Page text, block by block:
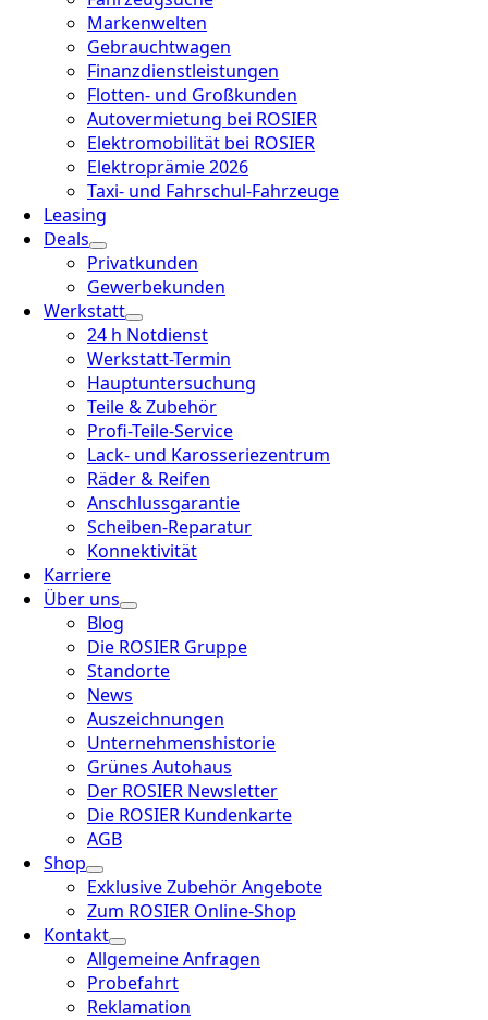
Markenwelten
Gebrauchtwagen
Finanzdienstleistungen
Flotten- und Großkunden
Autovermietung bei ROSIER
Elektromobilität bei ROSIER
Elektroprämie 2026
Taxi- und Fahrschul-Fahrzeuge
Leasing
Deals
Privatkunden
Gewerbekunden
Werkstatt
24 h Notdienst
Werkstatt-Termin
Hauptuntersuchung
Teile & Zubehör
Profi-Teile-Service
Lack- und Karosseriezentrum
Räder & Reifen
Anschlussgarantie
Scheiben-Reparatur
Konnektivität
Karriere
Über uns
Blog
Die ROSIER Gruppe
Standorte
News
Auszeichnungen
Unternehmenshistorie
Grünes Autohaus
Der ROSIER Newsletter
Die ROSIER Kundenkarte
AGB
Shop
Exklusive Zubehör Angebote
Zum ROSIER Online-Shop
Kontakt
Allgemeine Anfragen
Probefahrt
Reklamation